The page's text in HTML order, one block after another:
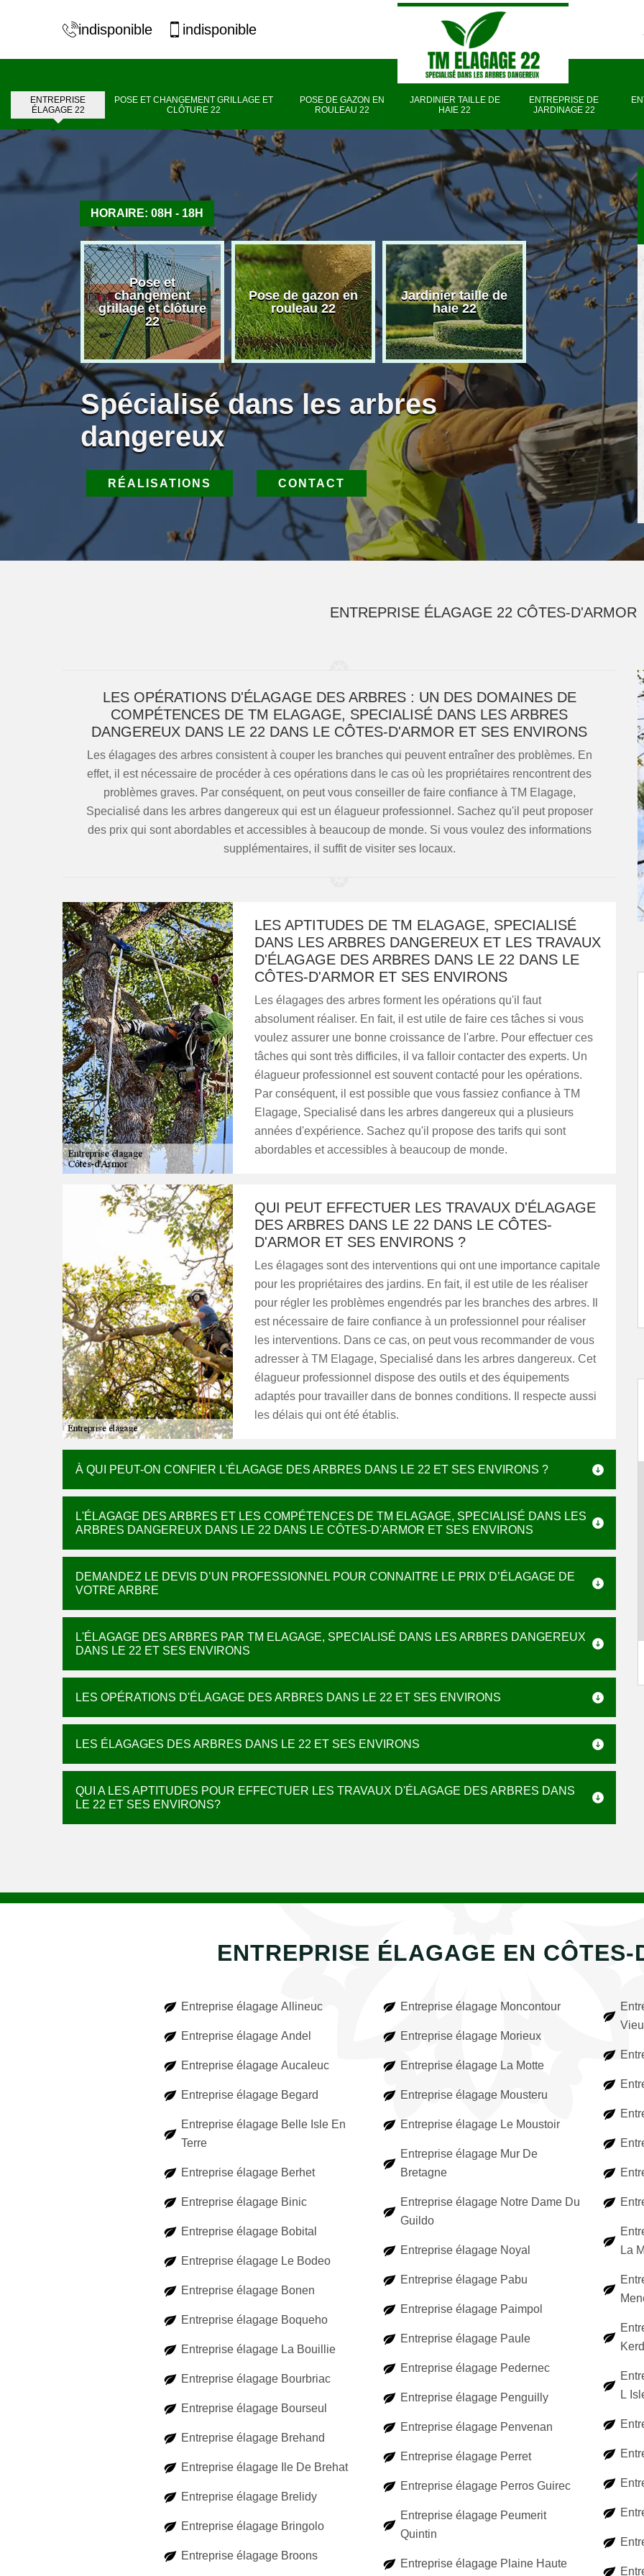
indisponible indisponible
ENTREPRISE
ÉLAGAGE 22
POSE ET CHANGEMENT GRILLAGE ET
CLÔTURE 22
POSE DE GAZON EN
ROULEAU 22
JARDINIER TAILLE DE
HAIE 22
ENTREPRISE DE
JARDINAGE 22
HORAIRE: 08H - 18H
Pose et
changement
grillage et clôture
22
Pose de gazon en
rouleau 22
Jardinier taille de
haie 22
Entreprise de
jardinage 22
Spécialisé dans les arbres
dangereux
RÉALISATIONS CONTACT
ENTREPRISE ÉLAGAGE 22 CÔTES-D'ARMOR
LES OPÉRATIONS D'ÉLAGAGE DES ARBRES : UN DES DOMAINES DE
COMPÉTENCES DE TM ELAGAGE, SPECIALISÉ DANS LES ARBRES
DANGEREUX DANS LE 22 DANS LE CÔTES-D'ARMOR ET SES ENVIRONS
Les élagages des arbres consistent à couper les branches qui peuvent entraîner des problèmes. En
effet, il est nécessaire de procéder à ces opérations dans le cas où les propriétaires rencontrent des
problèmes graves. Par conséquent, on peut vous conseiller de faire confiance à TM Elagage,
Specialisé dans les arbres dangereux qui est un élagueur professionnel. Sachez qu'il peut proposer
des prix qui sont abordables et accessibles à beaucoup de monde. Si vous voulez des informations
supplémentaires, il suffit de visiter ses locaux.
LES APTITUDES DE TM ELAGAGE, SPECIALISÉ
DANS LES ARBRES DANGEREUX ET LES TRAVAUX
D'ÉLAGAGE DES ARBRES DANS LE 22 DANS LE
CÔTES-D'ARMOR ET SES ENVIRONS
Les élagages des arbres forment les opérations qu'il faut
absolument réaliser. En fait, il est utile de faire ces tâches si vous
voulez assurer une bonne croissance de l'arbre. Pour effectuer ces
tâches qui sont très difficiles, il va falloir contacter des experts. Un
élagueur professionnel est souvent contacté pour les opérations.
Par conséquent, il est possible que vous fassiez confiance à TM
Elagage, Specialisé dans les arbres dangereux qui a plusieurs
années d'expérience. Sachez qu'il propose des tarifs qui sont
abordables et accessibles à beaucoup de monde.
QUI PEUT EFFECTUER LES TRAVAUX D'ÉLAGAGE
DES ARBRES DANS LE 22 DANS LE CÔTES-
D'ARMOR ET SES ENVIRONS ?
Les élagages sont des interventions qui ont une importance capitale
pour les propriétaires des jardins. En fait, il est utile de les réaliser
pour régler les problèmes engendrés par les branches des arbres. Il
est nécessaire de faire confiance à un professionnel pour réaliser
les interventions. Dans ce cas, on peut vous recommander de vous
adresser à TM Elagage, Specialisé dans les arbres dangereux. Cet
élagueur professionnel dispose des outils et des équipements
adaptés pour travailler dans de bonnes conditions. Il respecte aussi
les délais qui ont été établis.
À QUI PEUT-ON CONFIER L'ÉLAGAGE DES ARBRES DANS LE 22 ET SES ENVIRONS ?
L'ÉLAGAGE DES ARBRES ET LES COMPÉTENCES DE TM ELAGAGE, SPECIALISÉ DANS LES
ARBRES DANGEREUX DANS LE 22 DANS LE CÔTES-D'ARMOR ET SES ENVIRONS
DEMANDEZ LE DEVIS D’UN PROFESSIONNEL POUR CONNAITRE LE PRIX D’ÉLAGAGE DE
VOTRE ARBRE
L'ÉLAGAGE DES ARBRES PAR TM ELAGAGE, SPECIALISÉ DANS LES ARBRES DANGEREUX
DANS LE 22 ET SES ENVIRONS
LES OPÉRATIONS D'ÉLAGAGE DES ARBRES DANS LE 22 ET SES ENVIRONS
LES ÉLAGAGES DES ARBRES DANS LE 22 ET SES ENVIRONS
QUI A LES APTITUDES POUR EFFECTUER LES TRAVAUX D'ÉLAGAGE DES ARBRES DANS
LE 22 ET SES ENVIRONS?
ENTREPRISE ÉLAGAGE EN CÔTES-
Entreprise élagage Allineuc
Entreprise élagage Andel
Entreprise élagage Aucaleuc
Entreprise élagage Begard
Entreprise élagage Belle Isle En
Terre
Entreprise élagage Berhet
Entreprise élagage Binic
Entreprise élagage Bobital
Entreprise élagage Le Bodeo
Entreprise élagage Bonen
Entreprise élagage Boqueho
Entreprise élagage La Bouillie
Entreprise élagage Bourbriac
Entreprise élagage Bourseul
Entreprise élagage Brehand
Entreprise élagage Ile De Brehat
Entreprise élagage Brelidy
Entreprise élagage Bringolo
Entreprise élagage Broons
Entreprise élagage Moncontour
Entreprise élagage Morieux
Entreprise élagage La Motte
Entreprise élagage Mousteru
Entreprise élagage Le Moustoir
Entreprise élagage Mur De
Bretagne
Entreprise élagage Notre Dame Du
Guildo
Entreprise élagage Noyal
Entreprise élagage Pabu
Entreprise élagage Paimpol
Entreprise élagage Paule
Entreprise élagage Pedernec
Entreprise élagage Penguilly
Entreprise élagage Penvenan
Entreprise élagage Perret
Entreprise élagage Perros Guirec
Entreprise élagage Peumerit
Quintin
Entreprise élagage Plaine Haute
La
L